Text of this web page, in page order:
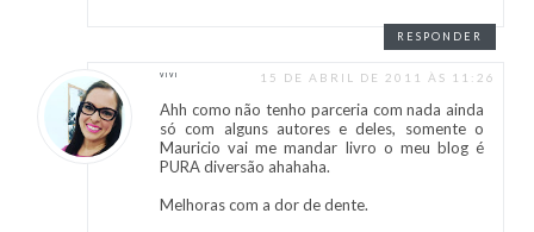
RESPONDER
VIVI 15 DE ABRIL DE 2011 ÀS 11:26
Ahh como não tenho parceria com nada ainda
só com alguns autores e deles, somente o
Mauricio vai me mandar livro o meu blog é
PURA diversão ahahaha.
Melhoras com a dor de dente.